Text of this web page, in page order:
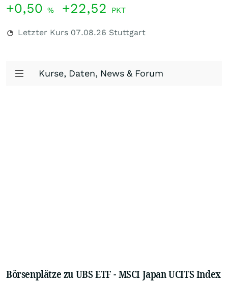
+0,50 % +22,52 PKT
Letzter Kurs 07.08.26 Stuttgart
Kurse, Daten, News & Forum
Börsenplätze zu UBS ETF - MSCI Japan UCITS Index